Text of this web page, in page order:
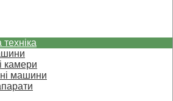
камери
машини